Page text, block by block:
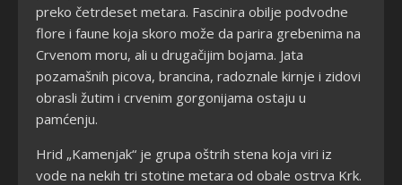
preko četrdeset metara. Fascinira obilje podvodne
flore i faune koja skoro može da parira grebenima na
Crvenom moru, ali u drugačijim bojama. Jata
pozamašnih picova, brancina, radoznale kirnje i zidovi
obrasli žutim i crvenim gorgonijama ostaju u
pamćenju.
Hrid „Kamenjak“ je grupa oštrih stena koja viri iz
vode na nekih tri stotine metara od obale ostrva Krk.